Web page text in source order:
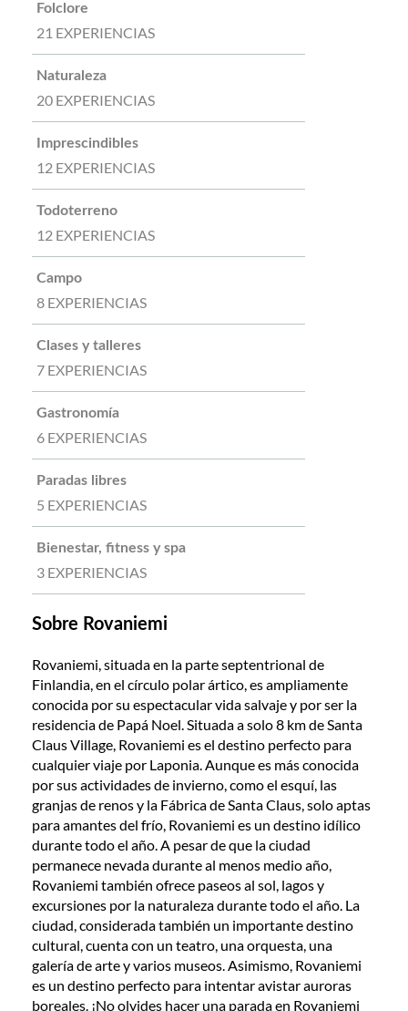
Folclore
21 EXPERIENCIAS
Naturaleza
20 EXPERIENCIAS
Imprescindibles
12 EXPERIENCIAS
Todoterreno
12 EXPERIENCIAS
Campo
8 EXPERIENCIAS
Clases y talleres
7 EXPERIENCIAS
Gastronomía
6 EXPERIENCIAS
Paradas libres
5 EXPERIENCIAS
Bienestar, fitness y spa
3 EXPERIENCIAS
Sobre Rovaniemi
Rovaniemi, situada en la parte septentrional de
Finlandia, en el círculo polar ártico, es ampliamente
conocida por su espectacular vida salvaje y por ser la
residencia de Papá Noel. Situada a solo 8 km de Santa
Claus Village, Rovaniemi es el destino perfecto para
cualquier viaje por Laponia. Aunque es más conocida
por sus actividades de invierno, como el esquí, las
granjas de renos y la Fábrica de Santa Claus, solo aptas
para amantes del frío, Rovaniemi es un destino idílico
durante todo el año. A pesar de que la ciudad
permanece nevada durante al menos medio año,
Rovaniemi también ofrece paseos al sol, lagos y
excursiones por la naturaleza durante todo el año. La
ciudad, considerada también un importante destino
cultural, cuenta con un teatro, una orquesta, una
galería de arte y varios museos. Asimismo, Rovaniemi
es un destino perfecto para intentar avistar auroras
boreales. ¡No olvides hacer una parada en Rovaniemi